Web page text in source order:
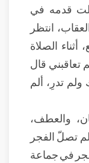
قدمه في
انتظر
أثناء الصلاة
تعاقبني قال
تدرِ، ألم
والعطف،
تصلّ الفجر
في جماعة